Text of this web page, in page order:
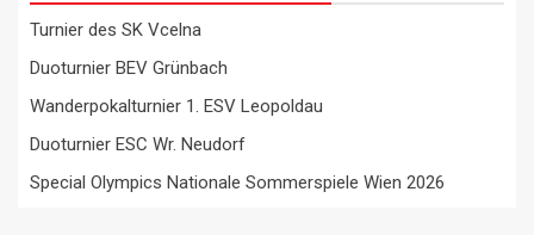
Turnier des SK Vcelna
Duoturnier BEV Grünbach
Wanderpokalturnier 1. ESV Leopoldau
Duoturnier ESC Wr. Neudorf
Special Olympics Nationale Sommerspiele Wien 2026